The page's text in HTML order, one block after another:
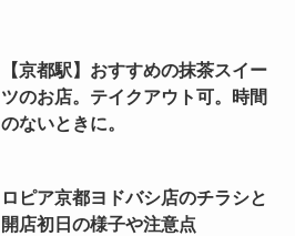
【京都駅】おすすめの抹茶スイー
ツのお店。テイクアウト可。時間
のないときに。
ロピア京都ヨドバシ店のチラシと
開店初日の様子や注意点